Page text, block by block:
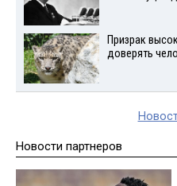
Призрак
доверять
Новости партнеров